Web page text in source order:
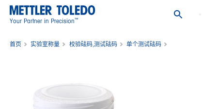
Your Partner in Precision™
首页 实验室称量 校验砝码,测试砝码
单个测试砝码